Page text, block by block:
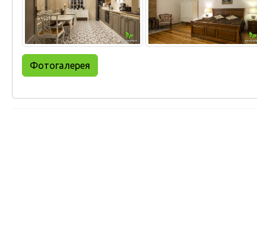
Фотогалерея